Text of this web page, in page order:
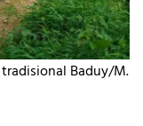
Baduy/M.